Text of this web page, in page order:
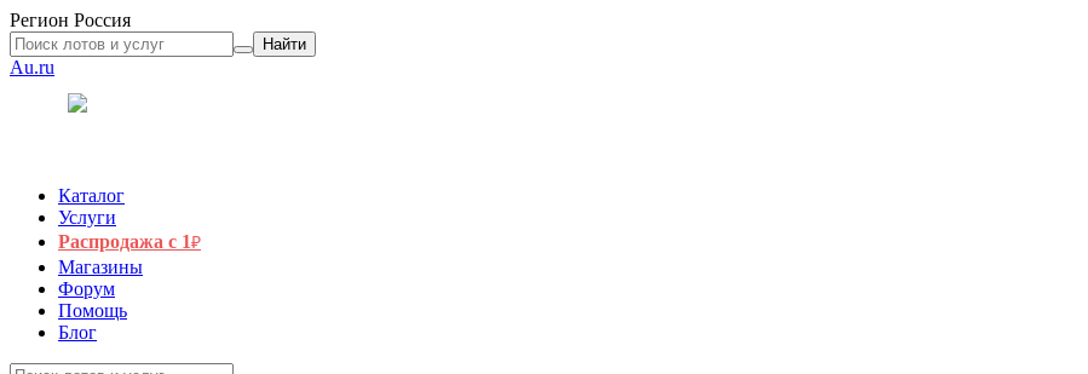
Регион Россия
Найти
Au.ru
Каталог
Услуги
Распродажа с 1₽
Магазины
Форум
Помощь
Блог